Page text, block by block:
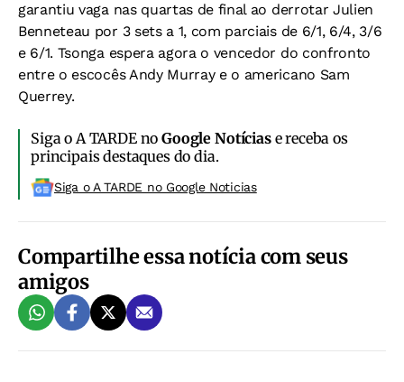
garantiu vaga nas quartas de final ao derrotar Julien
Benneteau por 3 sets a 1, com parciais de 6/1, 6/4, 3/6
e 6/1. Tsonga espera agora o vencedor do confronto
entre o escocês Andy Murray e o americano Sam
Querrey.
Siga o A TARDE noGoogle Notíciase receba os
principais destaques do dia.
Siga o A TARDE no Google Noticias
Compartilhe essa notícia com seus
amigos